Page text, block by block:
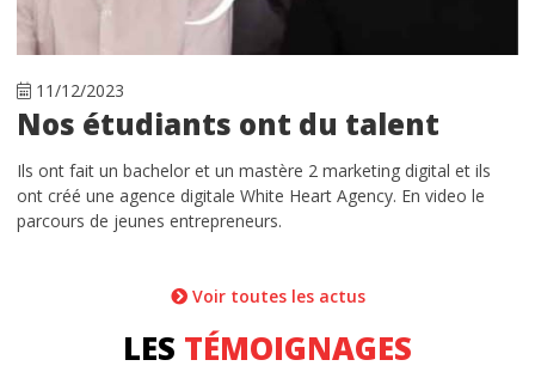
11/12/2023
Nos étudiants ont du talent
Ils ont fait un bachelor et un mastère 2 marketing digital et ils
ont créé une agence digitale White Heart Agency. En video le
parcours de jeunes entrepreneurs.
Voir toutes les actus
LES TÉMOIGNAGES